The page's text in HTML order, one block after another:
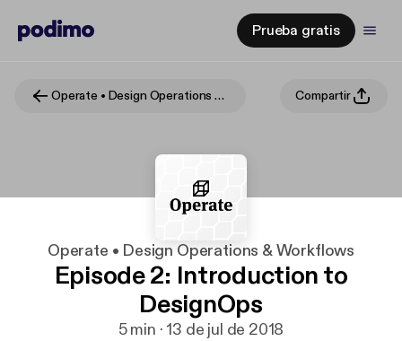
Prueba gratis
Operate • Design Operations & Workflows Compartir
Operate • Design Operations & Workflows
Episode 2: Introduction to
DesignOps
5 min · 13 de jul de 2018